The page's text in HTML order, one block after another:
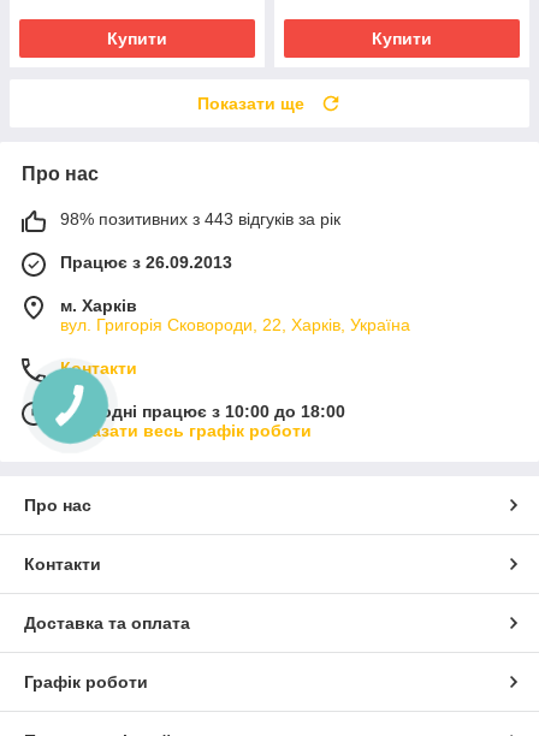
Купити Купити
Показати ще
Про нас
98% позитивних з 443 відгуків за рік
Працює з 26.09.2013
м. Харків
вул. Григорія Сковороди, 22, Харків, Україна
Контакти
Сьогодні працює з 10:00 до 18:00
Показати весь графік роботи
Про нас
Контакти
Доставка та оплата
Графік роботи